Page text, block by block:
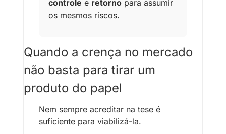
controle e retorno para assumir
os mesmos riscos.
Quando a crença no mercado
não basta para tirar um
produto do papel
Nem sempre acreditar na tese é
suficiente para viabilizá-la.